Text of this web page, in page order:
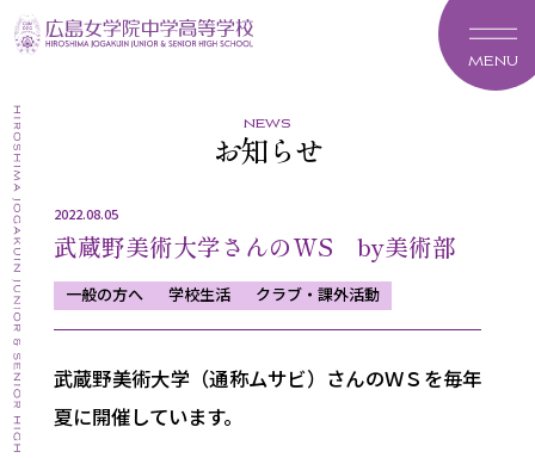
MENU
news
お知らせ
2022.08.05
武蔵野美術大学さんのWS by美術部
一般の方へ 学校生活 クラブ・課外活動
武蔵野美術大学（通称ムサビ）さんのＷＳを毎年
夏に開催しています。